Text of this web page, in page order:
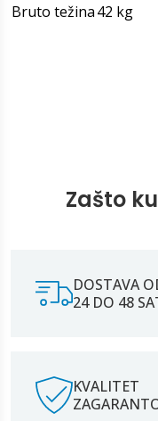
Bruto težina42 kg
Zašto
DOSTAVA
24 DO 48
KVALITET